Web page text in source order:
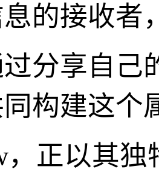
的接收者
分享自己
构建这个
，正以其